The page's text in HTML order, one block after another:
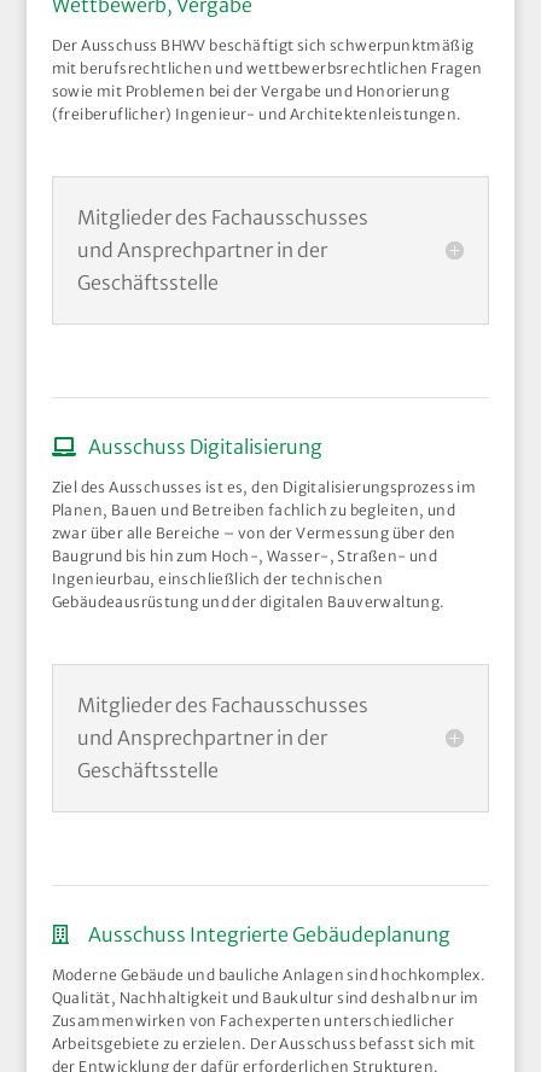
Der Ausschuss BHWV beschäftigt sich schwerpunktmäßig
mit berufsrechtlichen und wettbewerbsrechtlichen Fragen
sowie mit Problemen bei der Vergabe und Honorierung
(freiberuflicher) Ingenieur- und Architektenleistungen.
Mitglieder des Fachausschusses
und Ansprechpartner in der
Geschäftsstelle
Ausschuss Digitalisierung
Ziel des Ausschusses ist es, den Digitalisierungsprozess im
Planen, Bauen und Betreiben fachlich zu begleiten, und
zwar über alle Bereiche – von der Vermessung über den
Baugrund bis hin zum Hoch-, Wasser-, Straßen- und
Ingenieurbau, einschließlich der technischen
Gebäudeausrüstung und der digitalen Bauverwaltung.
Mitglieder des Fachausschusses
und Ansprechpartner in der
Geschäftsstelle
Ausschuss Integrierte Gebäudeplanung
Moderne Gebäude und bauliche Anlagen sind hochkomplex.
Qualität, Nachhaltigkeit und Baukultur sind deshalb nur im
Zusammenwirken von Fachexperten unterschiedlicher
Arbeitsgebiete zu erzielen. Der Ausschuss befasst sich mit
der Entwicklung der dafür erforderlichen Strukturen.